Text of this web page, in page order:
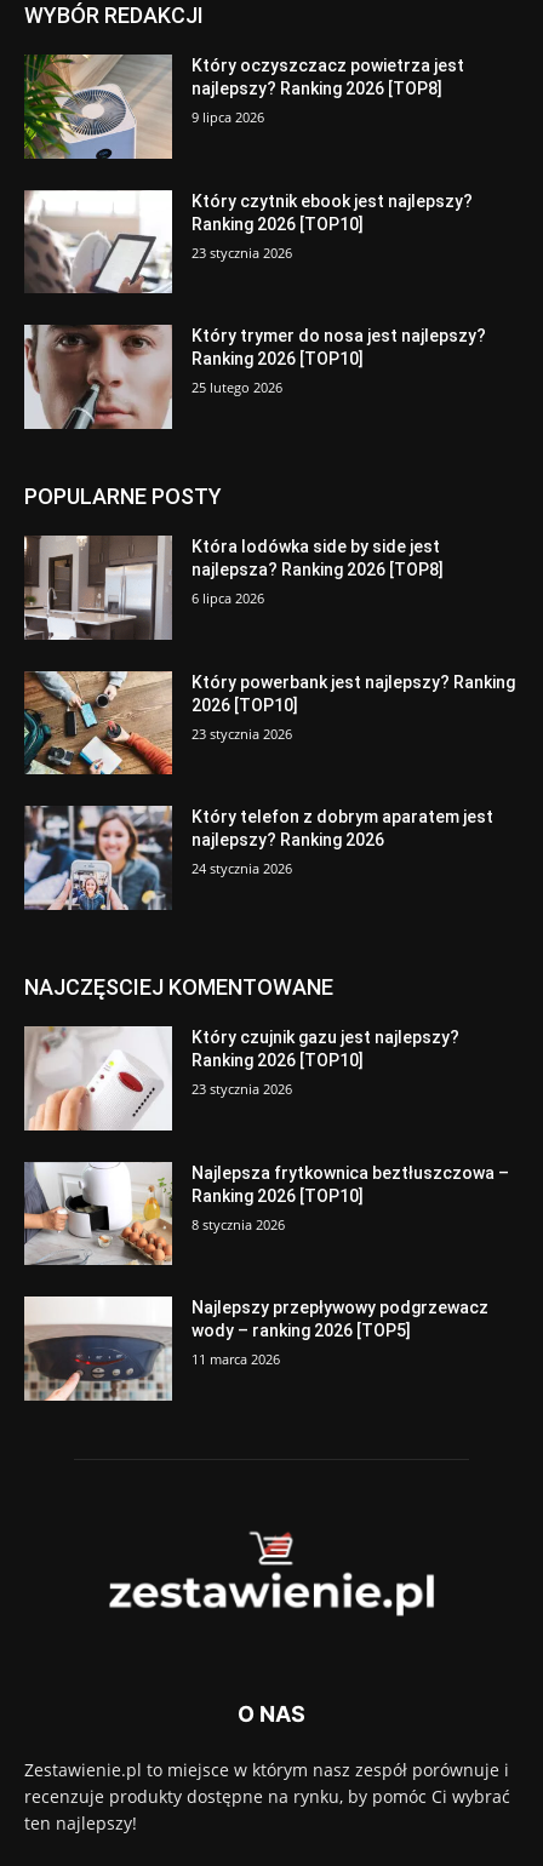
WYBÓR REDAKCJI
Który oczyszczacz powietrza jest
najlepszy? Ranking 2026 [TOP8]
9 lipca 2026
Który czytnik ebook jest najlepszy?
Ranking 2026 [TOP10]
23 stycznia 2026
Który trymer do nosa jest najlepszy?
Ranking 2026 [TOP10]
25 lutego 2026
POPULARNE POSTY
Która lodówka side by side jest
najlepsza? Ranking 2026 [TOP8]
6 lipca 2026
Który powerbank jest najlepszy? Ranking
2026 [TOP10]
23 stycznia 2026
Który telefon z dobrym aparatem jest
najlepszy? Ranking 2026
24 stycznia 2026
NAJCZĘSCIEJ KOMENTOWANE
Który czujnik gazu jest najlepszy?
Ranking 2026 [TOP10]
23 stycznia 2026
Najlepsza frytkownica beztłuszczowa –
Ranking 2026 [TOP10]
8 stycznia 2026
Najlepszy przepływowy podgrzewacz
wody – ranking 2026 [TOP5]
11 marca 2026
O NAS
Zestawienie.pl to miejsce w którym nasz zespół porównuje i
recenzuje produkty dostępne na rynku, by pomóc Ci wybrać
ten najlepszy!